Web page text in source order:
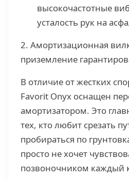
высокочастотные
усталость рук на
2. Амортизационная
приземление
В отличие от жестких
Favorit Onyx оснащен
амортизатором. Это
тех, кто любит срезать
пробираться по
просто не хочет
позвоночником каждый